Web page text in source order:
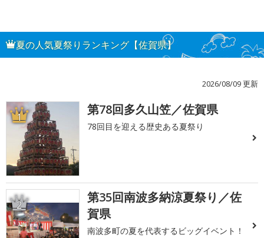
夏の人気夏祭りランキング【佐賀県】
2026/08/09 更新
1 第78回多久山笠／佐賀県
78回目を迎える歴史ある夏祭り
2
第35回南波多納涼夏祭り／佐
賀県
南波多町の夏を代表するビッグイベント！